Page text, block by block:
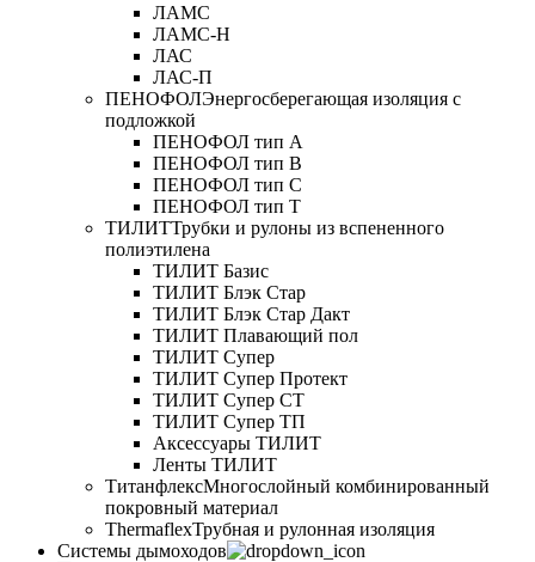
ЛАМС
ЛАМС-Н
ЛАС
ЛАС-П
ПЕНОФОЛЭнергосберегающая изоляция с
подложкой
ПЕНОФОЛ тип А
ПЕНОФОЛ тип B
ПЕНОФОЛ тип C
ПЕНОФОЛ тип T
ТИЛИТТрубки и рулоны из вспененного
полиэтилена
ТИЛИТ Базис
ТИЛИТ Блэк Стар
ТИЛИТ Блэк Стар Дакт
ТИЛИТ Плавающий пол
ТИЛИТ Супер
ТИЛИТ Супер Протект
ТИЛИТ Супер СТ
ТИЛИТ Супер ТП
Аксессуары ТИЛИТ
Ленты ТИЛИТ
ТитанфлексМногослойный комбинированный
покровный материал
ThermaflexТрубная и рулонная изоляция
Cистемы дымоходов